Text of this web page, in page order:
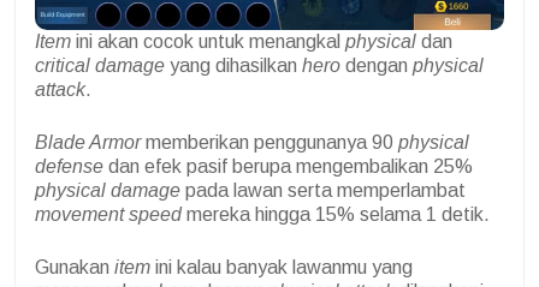
Item ini akan cocok untuk menangkal physical dan
critical damage yang dihasilkan hero dengan physical
attack.
Blade Armormemberikan penggunanya 90 physical
defense dan efek pasif berupa mengembalikan 25%
physical damage pada lawan serta memperlambat
movement speedmereka hingga 15% selama 1 detik.
Gunakan item ini kalau banyak lawanmu yang